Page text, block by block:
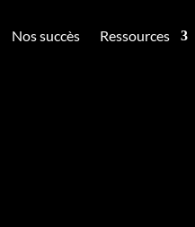
Nos succès Ressources